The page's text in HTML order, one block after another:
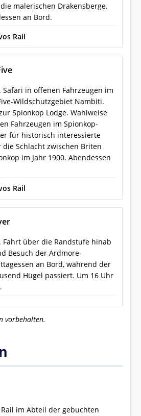
malerischen Drakensberge.
an Bord.
Rail
Safari in offenen Fahrzeugen im
Wildschutzgebiet Nambiti.
Spionkop Lodge. Wahlweise
Fahrzeugen im Spionkop-
für historisch interessierte
die Schlacht zwischen Briten
im Jahr 1900. Abendessen
Rail
Fahrt über die Randstufe hinab
Besuch der Ardmore-
an Bord, während der
Hügel passiert. Um 16 Uhr
vorbehalten.
im Abteil der gebuchten